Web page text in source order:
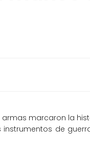
armas marcaron la
de